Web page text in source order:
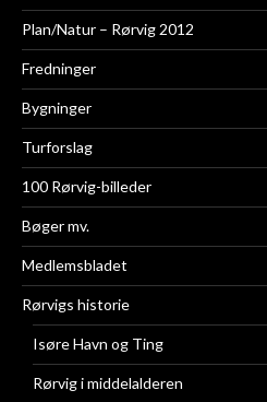
Plan/Natur – Rørvig 2012
Fredninger
Bygninger
Turforslag
100 Rørvig-billeder
Bøger mv.
Medlemsbladet
Rørvigs historie
Isøre Havn og Ting
Rørvig i middelalderen